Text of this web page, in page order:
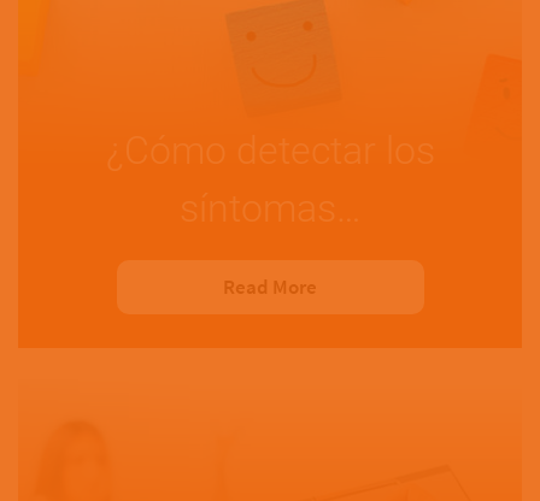
¿Cómo detectar los
síntomas…
Read More